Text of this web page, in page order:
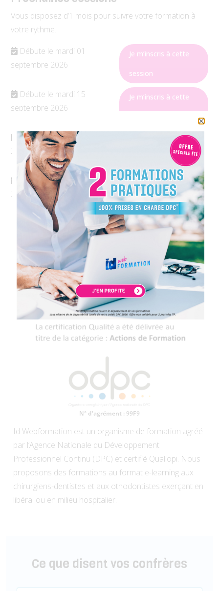
Vous disposez d’1 mois pour suivre votre formation à
votre rythme.
Débute le mardi 01
septembre 2026
Je m’inscris à cette
session
Débute le mardi 15
septembre 2026
Je m’inscris à cette
Débute le jeudi 01 octobre
2026
Je m’inscris à cette
Débute le jeudi 15 octobre
2026
Je m’inscris à cette
session
Id Webformation est un organisme de formation agréé
par l’Agence Nationale du Développement
Professionnel Continu (DPC) et certifié Qualiopi. Nous
proposons des formations au format e-learning aux
chirurgiens-dentistes et aux othodontistes exerçant en
libéral ou en milieu hospitalier.
Ce que disent vos confrères